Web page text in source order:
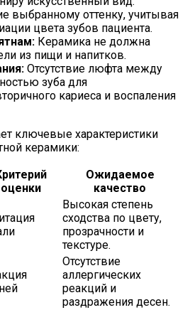
выбранному оттенку, учитывая
цвета зубов пациента.
Керамика не должна
из пищи и напитков.
Отсутствие люфта между
зуба для
кариеса и воспаления
ключевые характеристики
керамики:
оценки
Ожидаемое
качество
Высокая степень
сходства по цвету,
прозрачности и
текстуре.
Отсутствие
аллергических
реакций и
раздражения десен.